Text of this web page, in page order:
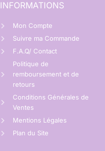
INFORMATIONS
Mon Compte
Suivre ma Commande
F.A.Q/ Contact
Politique de
remboursement et de
retours
Conditions Générales de
Ventes
Mentions Légales
Plan du Site